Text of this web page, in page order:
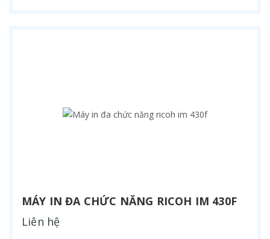
MÁY IN ĐA CHỨC NĂNG RICOH IM 430F
Liên hệ